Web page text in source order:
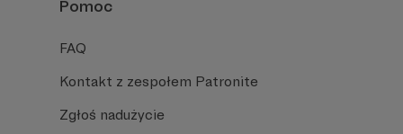
Pomoc
FAQ
Kontakt z zespołem Patronite
Zgłoś nadużycie